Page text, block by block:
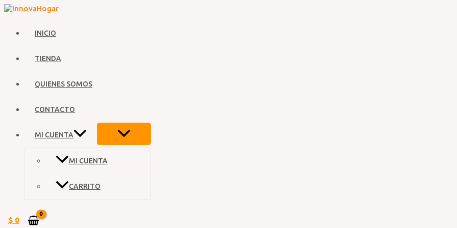
Ir
INICIO
TIENDA
QUIENES SOMOS
CONTACTO
MI CUENTA
ALTERNAR
MI CUENTA
CARRITO
$ 0